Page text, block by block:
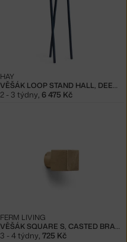
VĚŠÁK LOOP STAND HALL, DEEP BLUE
HAY
2 - 3 týdny, 6 475 Kč
VĚŠÁK SQUARE S, CASTED BRASS
FERM LIVING
3 - 4 týdny, 725 Kč